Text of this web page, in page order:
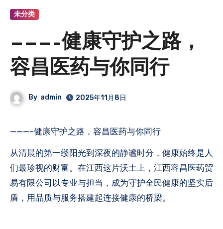
未分类
———–健康守护之路，
容昌医药与你同行
By admin 2025年11月8日
———–健康守护之路，容昌医药与你同行
从清晨的第一缕阳光到深夜的静谧时分，健康始终是人
们最珍视的财富。在江西这片沃土上，江西容昌医药贸
易有限公司以专业与担当，成为守护全民健康的坚实后
盾，用品质与服务搭建起连接健康的桥梁。